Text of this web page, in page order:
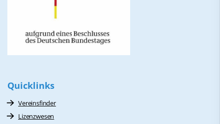
Quicklinks
Vereinsfinder
Lizenzwesen